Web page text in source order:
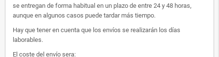
se entregan de forma habitual en un plazo de entre 24 y 48 horas,
aunque en algunos casos puede tardar más tiempo.
Hay que tener en cuenta que los envíos se realizarán los días
laborables.
El coste del envío sera: